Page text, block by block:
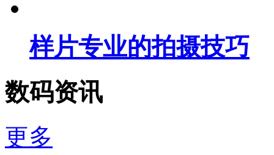
样片专业的拍摄技巧
数码资讯
更多